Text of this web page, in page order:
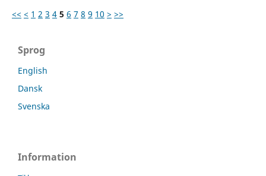
<< < 1 2 3 4 5 6 7 8 9 10 > >>
Sprog
English
Dansk
Svenska
Information